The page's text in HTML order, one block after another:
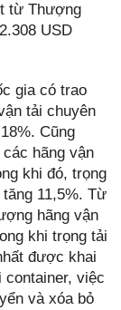
từ Thượng
USD
gia có trao
tải chuyên
Cũng
hãng vận
khi đó, trọng
11,5%. Từ
hãng vận
khi trọng tải
được khai
việc
và xóa bỏ